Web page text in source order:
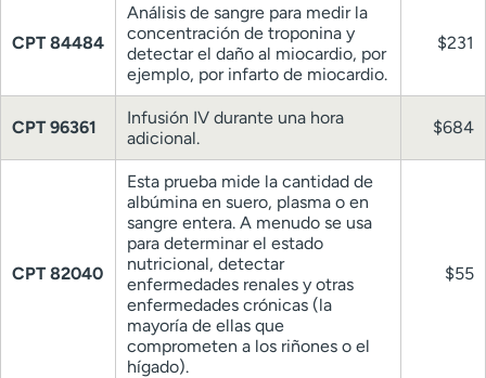
CPT 84484
Análisis de sangre para medir la
concentración de troponina y
detectar el daño al miocardio, por
ejemplo, por infarto de miocardio.
$231
CPT 96361
Infusión IV durante una hora
adicional.
$684
CPT 82040
Esta prueba mide la cantidad de
albúmina en suero, plasma o en
sangre entera. A menudo se usa
para determinar el estado
nutricional, detectar
enfermedades renales y otras
enfermedades crónicas (la
mayoría de ellas que
comprometen a los riñones o el
hígado).
$55